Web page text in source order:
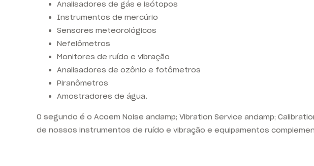
Analisadores de gás e isótopos
Instrumentos de mercúrio
Sensores meteorológicos
Nefelômetros
Monitores de ruído e vibração
Analisadores de ozônio e fotômetros
Piranômetros
Amostradores de água.
O segundo é o Acoem Noise andamp; Vibration Service andamp;
de nossos instrumentos de ruído e vibração e equipamentos